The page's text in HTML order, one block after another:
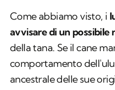
Come abbiamo visto, i
avvisare di un possibile
della tana. Se il cane
comportamento
ancestrale delle sue